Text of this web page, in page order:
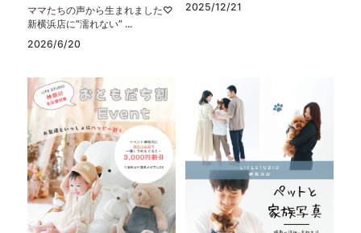
ママたちの声から生まれました♡
新横浜店に“濡れない” ...
2026/6/20
2025/12/21